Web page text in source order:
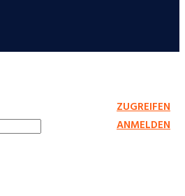
ZUGREIFEN
ANMELDEN